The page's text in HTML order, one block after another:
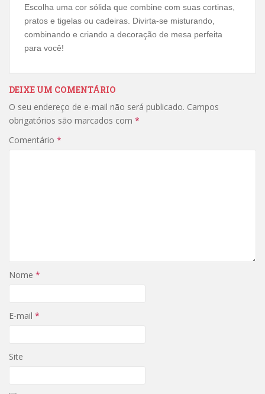
Escolha uma cor sólida que combine com suas cortinas,
pratos e tigelas ou cadeiras. Divirta-se misturando,
combinando e criando a decoração de mesa perfeita
para você!
DEIXE UM COMENTÁRIO
O seu endereço de e-mail não será publicado. Campos
obrigatórios são marcados com *
Comentário *
Nome *
E-mail *
Site